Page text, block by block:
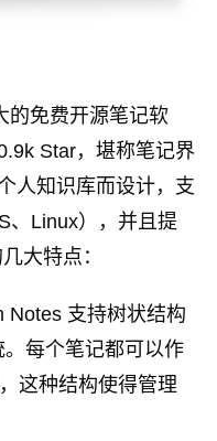
的免费开源笔记软
Star，堪称笔记界
人知识库而设计，支
、Linux），并且提
大特点：
Notes 支持树状结构
每个笔记都可以作
这种结构使得管理